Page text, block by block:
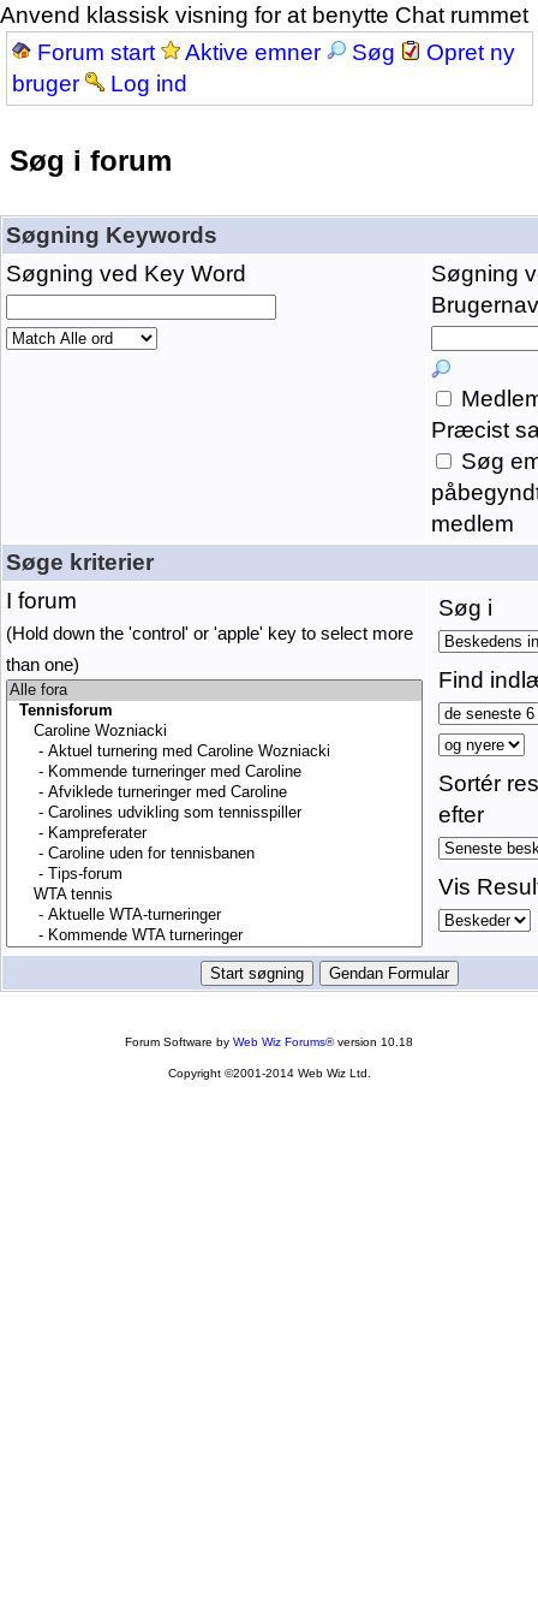
Anvend klassisk visning for at benytte Chat rummet
Forum start
Aktive emner Søg
Opret ny
bruger
Log ind
Søg i forum
Søgning Keywords
Søgning ved Key Word
Søgning
Præcist
Søg
medlem
Søge kriterier
I forum
(Hold down the 'control' or 'apple' key to select more
than one)
Søg i
Find
Sortér
efter
Vis
Forum Software by Web Wiz Forums®version 10.18
Copyright ©2001-2014 Web Wiz Ltd.